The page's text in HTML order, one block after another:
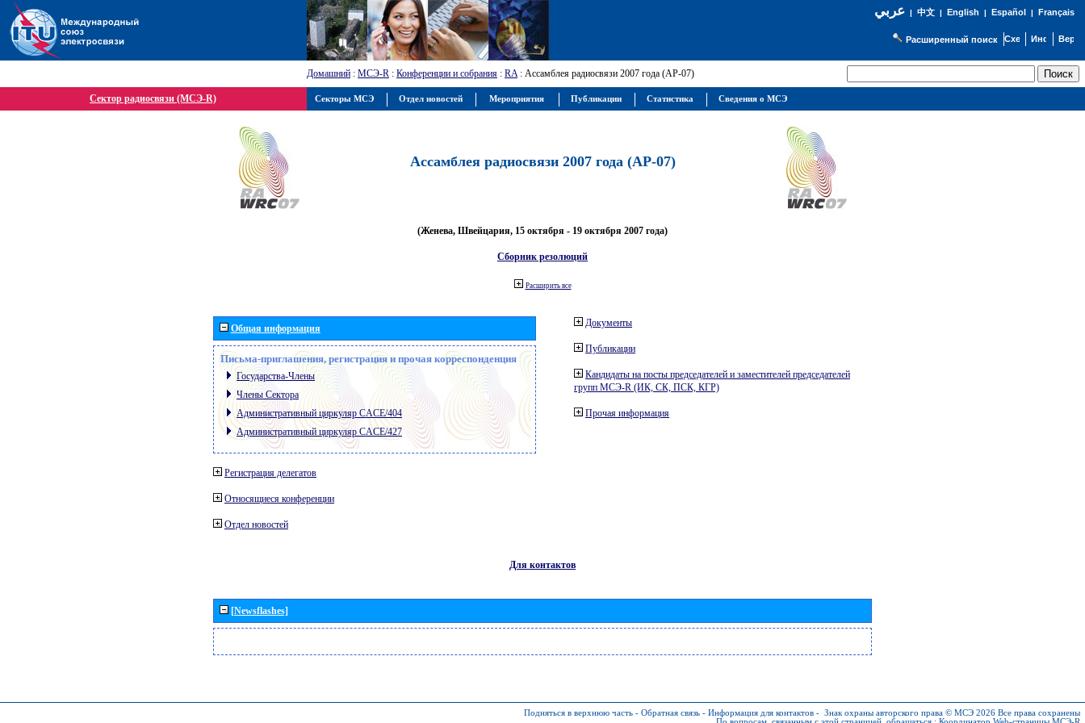
عربي| 中文| English | Español | Français
Расширенный поиск
Домашний : МСЭ-R : Конференции и собрания : RA: Ассамблея радиосвязи 2007 года (АР-07)
Сектор радиосвязи (МСЭ-R)
Ассамблея радиосвязи 2007 года (АР-07)
(Женева, Швейцария, 15 октября - 19 октября 2007 года)
Сборник резолюций
Расширить все
Общая информация
Письма-приглашения, регистрация и прочая корреспонденция
Государства-Члены
Члены Сектора
Административный циркуляр CACE/404
Административный циркуляр CACE/427
Регистрация делегатов
Относящиеся конференции
Отдел новостей
Документы
Публикации
Кандидаты на посты председателей и заместителей председателей
групп МСЭ-R (ИК, СК, ПСК, КГР)
Прочая информация
Для контактов
[Newsflashes]
Подняться в верхнюю часть - Обратная связь - Информация для контактов - Знак охраны авторского права © МСЭ 2026 Все права сохранены
Секторы МСЭ Отдел новостей Мероприятия Публикации Статистика Сведения о МСЭ